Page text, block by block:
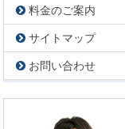
料金のご案内
サイトマップ
お問い合わせ